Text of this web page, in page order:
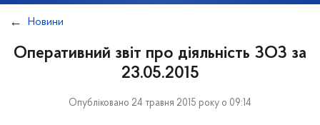
Новини
Оперативний звіт про діяльність ЗОЗ за
23.05.2015
Опубліковано 24 травня 2015 року о 09:14